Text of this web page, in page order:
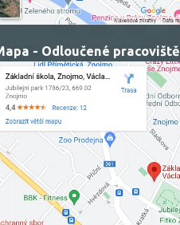
- Odloučené pracoviště